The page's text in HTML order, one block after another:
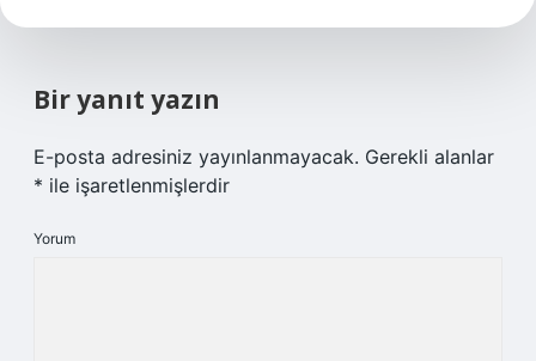
Bir yanıt yazın
E-posta adresiniz yayınlanmayacak. Gerekli alanlar
* ile işaretlenmişlerdir
Yorum